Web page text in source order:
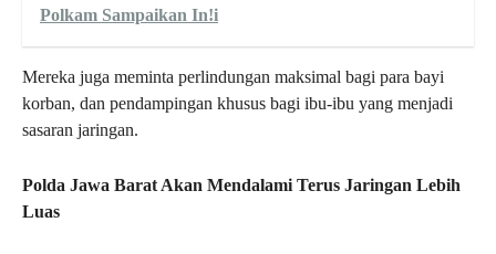
Polkam Sampaikan In!i
Mereka juga meminta perlindungan maksimal bagi para bayi
korban, dan pendampingan khusus bagi ibu-ibu yang menjadi
sasaran jaringan.
Polda Jawa Barat Akan Mendalami Terus Jaringan Lebih
Luas